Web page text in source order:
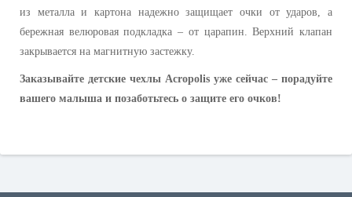
из металла и картона надежно защищает очки от ударов, а
бережная велюровая подкладка – от царапин. Верхний клапан
закрывается на магнитную застежку.
Заказывайте детские чехлы Acropolis уже сейчас – порадуйте
вашего малыша и позаботьтесь о защите его очков!